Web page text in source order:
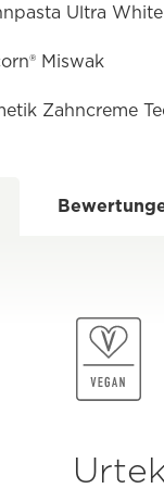
Ultra
Miswak
Zahncreme